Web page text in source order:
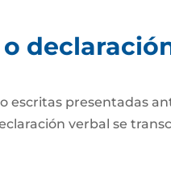
escritas presentadas
verbal se